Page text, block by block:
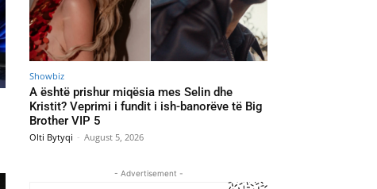
Showbiz
A është prishur miqësia mes Selin dhe
Kristit? Veprimi i fundit i ish-banorëve të Big
Brother VIP 5
Olti Bytyqi - August 5, 2026
- Advertisement -